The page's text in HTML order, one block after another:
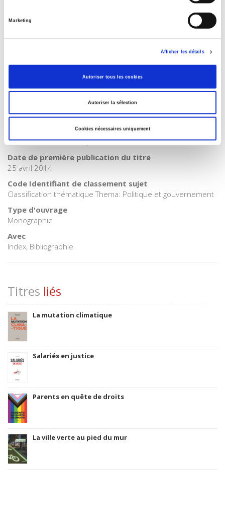
Marketing
Afficher les détails
Autoriser tous les cookies
Autoriser la sélection
Cookies nécessaires uniquement
Catégorie (éditeur)
Internet Hierarchy>International
Internet Hierarchy>Politique
BISAC Subject Heading
POL000000 POLITICAL SCIENCE
06 Professionnel et académique
CLIL (Version 2013-2019 )
3283 SCIENCES POLITIQUES
Date de première publication du titre
25 avril 2014
Code Identifiant de classement sujet
Classification thématique Thema: Politique et gouvernement
Type d'ouvrage
Monographie
Avec
Index, Bibliographie
Titres liés
La mutation climatique
Salariés en justice
Parents en quête de droits
La ville verte au pied du mur